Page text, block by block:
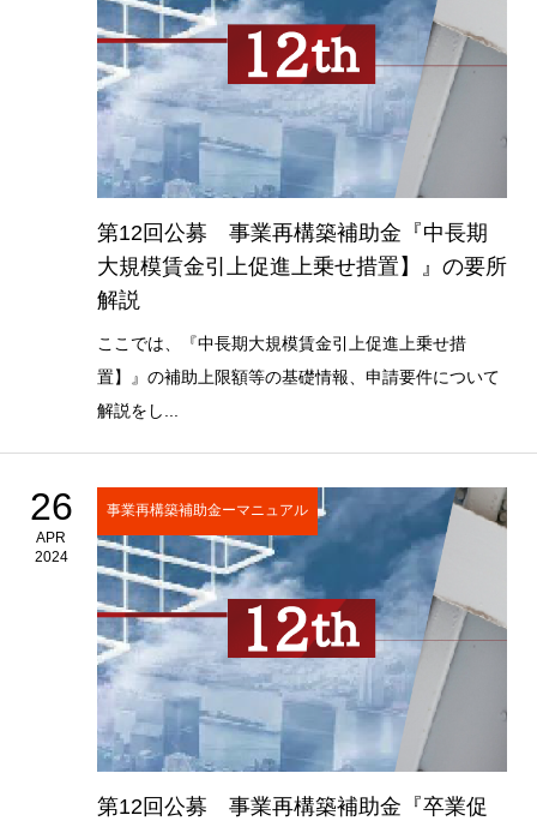
第12回公募 事業再構築補助金『中長期
大規模賃金引上促進上乗せ措置】』の要所
解説
ここでは、『中長期大規模賃金引上促進上乗せ措
置】』の補助上限額等の基礎情報、申請要件について
解説をし...
26
APR
2024
事業再構築補助金ーマニュアル
第12回公募 事業再構築補助金『卒業促